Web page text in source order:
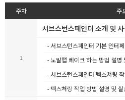
주차 주
1
서브스턴스페인터 소개 및
- 서브스턴스페인터 기본 인터
- 노말맵 베이크 하는 방법 설명
- 서브스턴스페인터 텍스쳐링
- 텍스처링 작업 방법 설명 및 실